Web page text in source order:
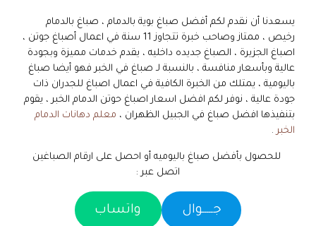
يسعدنا أن نقدم لكم أفضل صباغ بوية بالدمام ، صباغ بالدمام
رخيص ، ممتاز وصاحب خبرة تتجاوز 11 سنة في اعمال أصباغ جوتن ،
اصباغ الجزيرة ، الصباغ جديده داخليه ، يقدم خدمات مميزة وبجودة
عالية وبأسعار منافسة ، بالنسبة لـ صباغ في الخبر فهو أيضا صباغ
باليومية ، يمتلك من الخبرة الكافية في اعمال اصباغ للجدران ذات
جودة عالية ، نوفر لكم افضل اسعار اصباغ حوتن الدمام الخبر ، يقوم
بتنفيذها افضل صباغ في الجبيل الظهران ، معلم دهانات الدمام
الخبر.
للحصول بأفضل صباغ باليوميه أو احصل على ارقام الصباغين
اتصل عبر :
جـــــوال واتساب